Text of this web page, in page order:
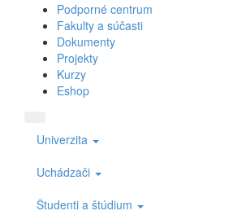
Podporné centrum
Fakulty a súčasti
Dokumenty
Projekty
Kurzy
Eshop
Univerzita
Uchádzači
Študenti a štúdium